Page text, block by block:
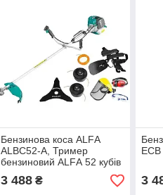
Бензинова коса ALFА
ALBC52-A, Тример
бензиновий ALFА 52 кубів
3.8 кВт
3 488₴
ЕСВ
3